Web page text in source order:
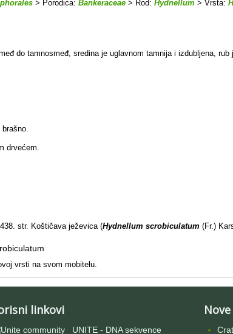
> Porodica: Bankeraceae > Rod: Hydnellum > Vrsta:
do tamnosmeđ, sredina je uglavnom tamnija i izdubljena, rub
drvećem.
str. Koštičava ježevica (Hydnellum scrobiculatum (Fr.)
vrsti na svom mobitelu.
linkovi
UNITE - DNA sekvence